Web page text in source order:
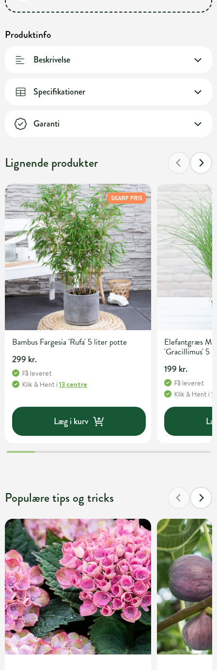
Produktinfo
Beskrivelse
Specifikationer
Garanti
Lignende produkter
SKARP PRIS
Bambus Fargesia 'Rufa' 5 liter potte
299 kr.
Få leveret
Klik & Hent i 13 centre
Læg i kurv
Elefantgræs
'Gracillimus' 5
199 kr.
Få leveret
Klik & Hent i
Populære tips og tricks